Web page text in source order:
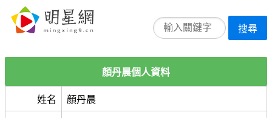
搜尋
顏丹晨個人資料
姓名 顏丹晨